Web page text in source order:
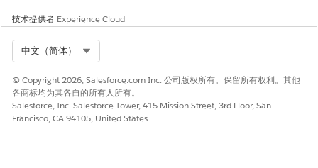
高风险
组织存储高度敏感或受监管的数据，具有许多管理员或集成，手动
安全审查流程有限，或者配置更改频繁，没有强大的更改管理。
低风险
技术提供者 Experience Cloud
中文（简体）
© Copyright 2026, Salesforce.com Inc. 公司版权所有。保留所有权利。其他
各商标均为其各自的所有人所有。
Salesforce, Inc. Salesforce Tower, 415 Mission Street, 3rd Floor, San
Francisco, CA 94105, United States